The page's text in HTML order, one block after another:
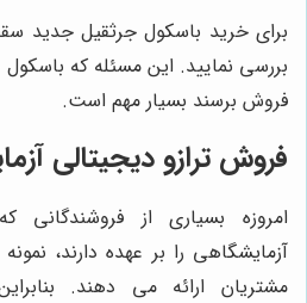
برای خرید باسکول جرثقیل جدید
بررسی نمایید. این مسئله که
فروش برسند بسیار مهم است.
فروش ترازو دیجیتالی
امروزه بسیاری از فروشندگانی که
آزمایشگاهی را بر عهده دارند،
مشتریان ارائه می دهند.